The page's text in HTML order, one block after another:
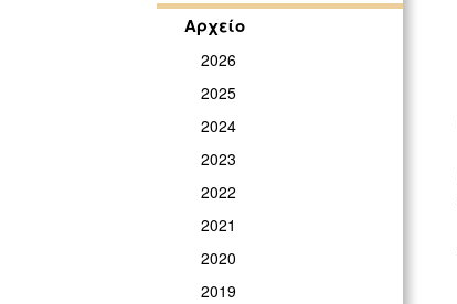
Αρχείο
2026
2025
2024
2023
2022
2021
2020
2019